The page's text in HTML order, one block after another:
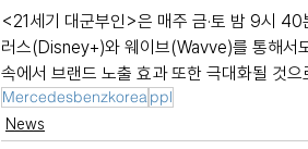
<21세기 대군부인>은 매주 금·토 밤 9시
러스(Disney+)와 웨이브(Wavve)를 통해서
속에서 브랜드 노출 효과 또한 극대화될 것으
Mercedesbenzkorea ppl
News